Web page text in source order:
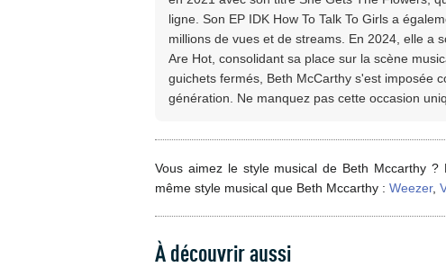
ligne. Son EP IDK How To Talk To Girls a
millions de vues et de streams. En 2024, elle a
Are Hot, consolidant sa place sur la scène
guichets fermés, Beth McCarthy s'est imposée
génération. Ne manquez pas cette occasion
Vous aimez le style musical de Beth Mccarthy
même style musical que Beth Mccarthy : Weezer,
À découvrir aussi